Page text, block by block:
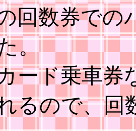
回数券での
。
ード乗車券
るので、回